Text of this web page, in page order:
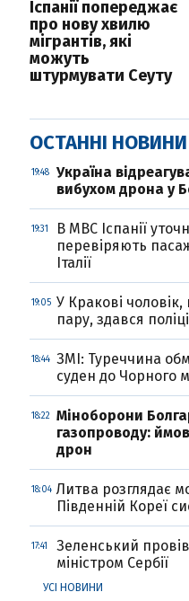
Іспанії попереджає
про нову хвилю
мігрантів, які
можуть
штурмувати Сеуту
ОСТАННІ НОВИНИ
19:48
Україна
вибухом дрона у
19:31
В МВС Іспанії
перевіряють
Італії
19:05 У Кракові
пару, здався
18:44
ЗМІ: Туреччина
суден до Чорного
18:22
Міноборони
газопроводу:
дрон
18:04 Литва розглядає
Південній Кореї
17:41
Зеленський
міністром Сербії
УСІ НОВИНИ